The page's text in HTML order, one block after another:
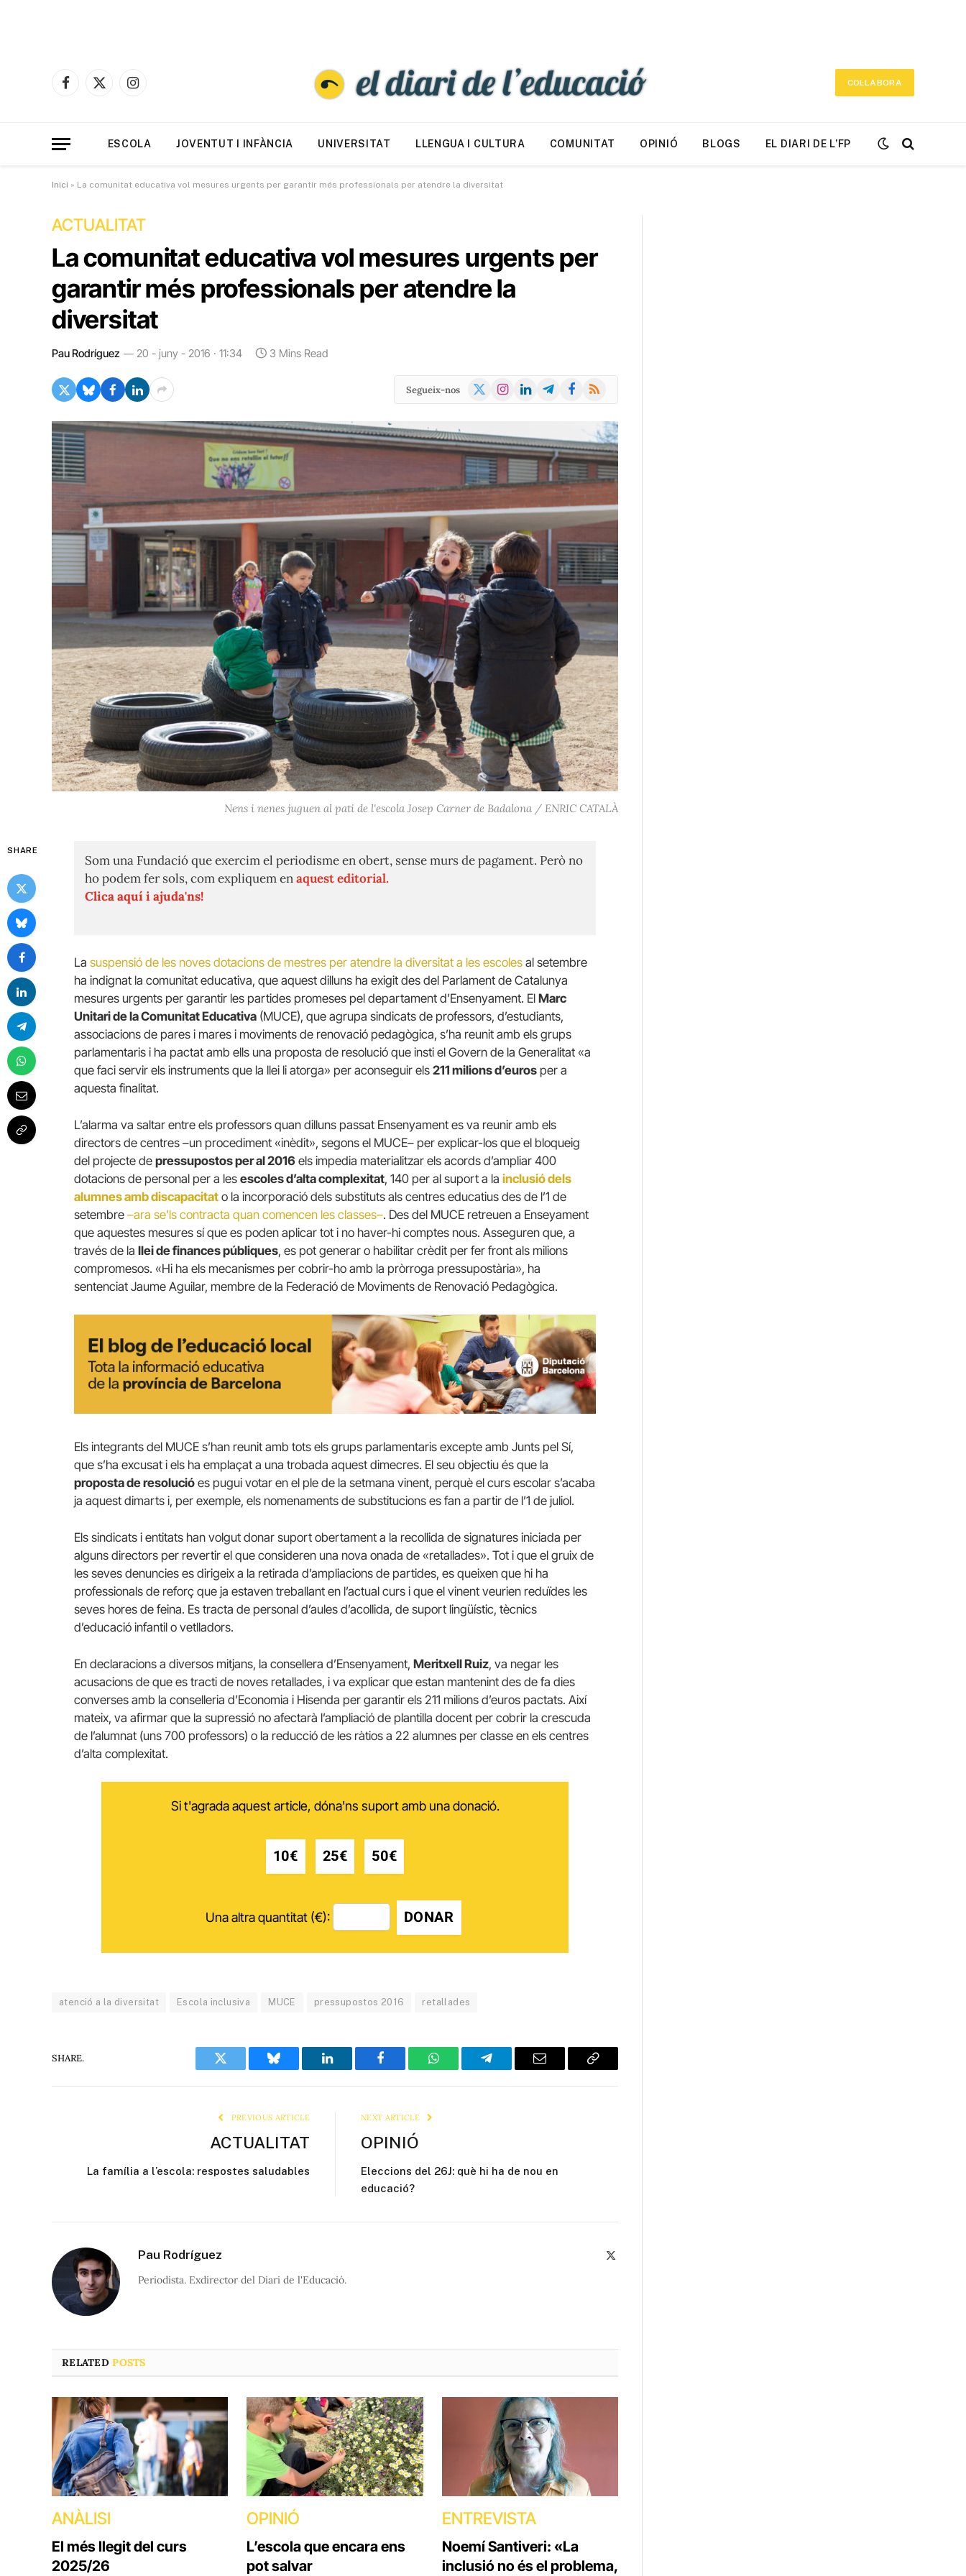
Facebook
X
Instagram
COL·LABORA
ESCOLA JOVENTUT I INFÀNCIA UNIVERSITAT LLENGUA I CULTURA COMUNITAT OPINIÓ BLOGS EL DIARI DE L’FP
Inici » La comunitat educativa vol mesures urgents per garantir més professionals per atendre la diversitat
ACTUALITAT
La comunitat educativa vol mesures urgents per
garantir més professionals per atendre la
diversitat
Pau Rodríguez 20 - juny - 2016 · 11:34 3 Mins Read
Segueix-nos
X
Instagram
LinkedInTelegramFacebook
RSS
Nens i nenes juguen al pati de l'escola Josep Carner de Badalona / ENRIC CATALÀ
SHARE
Som una Fundació que exercim el periodisme en obert, sense murs de pagament. Però no
ho podem fer sols, com expliquem enaquest editorial.
Clica aquí i ajuda'ns!
La suspensió de les noves dotacions de mestres per atendre la diversitat a les escoles al setembre
ha indignat la comunitat educativa, que aquest dilluns ha exigit des del Parlament de Catalunya
mesures urgents per garantir les partides promeses pel departament d’Ensenyament. El Marc
Unitari de la Comunitat Educativa (MUCE), que agrupa sindicats de professors, d’estudiants,
associacions de pares i mares i moviments de renovació pedagògica, s’ha reunit amb els grups
parlamentaris i ha pactat amb ells una proposta de resolució que insti el Govern de la Generalitat «a
que faci servir els instruments que la llei li atorga» per aconseguir els 211 milions d’euros per a
aquesta finalitat.
L’alarma va saltar entre els professors quan dilluns passat Ensenyament es va reunir amb els
directors de centres –un procediment «inèdit», segons el MUCE– per explicar-los que el bloqueig
del projecte de pressupostos per al 2016 els impedia materialitzar els acords d’ampliar 400
dotacions de personal per a les escoles d’alta complexitat, 140 per al suport a la inclusió dels
alumnes amb discapacitat o la incorporació dels substituts als centres educatius des de l’1 de
setembre –ara se’ls contracta quan comencen les classes–. Des del MUCE retreuen a Enseyament
que aquestes mesures sí que es poden aplicar tot i no haver-hi comptes nous. Asseguren que, a
través de la llei de finances públiques, es pot generar o habilitar crèdit per fer front als milions
compromesos. «Hi ha els mecanismes per cobrir-ho amb la pròrroga pressupostària», ha
sentenciat Jaume Aguilar, membre de la Federació de Moviments de Renovació Pedagògica.
Els integrants del MUCE s’han reunit amb tots els grups parlamentaris excepte amb Junts pel Sí,
que s’ha excusat i els ha emplaçat a una trobada aquest dimecres. El seu objectiu és que la
proposta de resolució es pugui votar en el ple de la setmana vinent, perquè el curs escolar s’acaba
ja aquest dimarts i, per exemple, els nomenaments de substitucions es fan a partir de l’1 de juliol.
Els sindicats i entitats han volgut donar suport obertament a la recollida de signatures iniciada per
alguns directors per revertir el que consideren una nova onada de «retallades». Tot i que el gruix de
les seves denuncies es dirigeix a la retirada d’ampliacions de partides, es queixen que hi ha
professionals de reforç que ja estaven treballant en l’actual curs i que el vinent veurien reduïdes les
seves hores de feina. Es tracta de personal d’aules d’acollida, de suport lingüístic, tècnics
d’educació infantil o vetlladors.
En declaracions a diversos mitjans, la consellera d’Ensenyament, Meritxell Ruiz, va negar les
acusacions de que es tracti de noves retallades, i va explicar que estan mantenint des de fa dies
converses amb la conselleria d’Economia i Hisenda per garantir els 211 milions d’euros pactats. Així
mateix, va afirmar que la supressió no afectarà l’ampliació de plantilla docent per cobrir la crescuda
de l’alumnat (uns 700 professors) o la reducció de les ràtios a 22 alumnes per classe en els centres
d’alta complexitat.
Si t'agrada aquest article, dóna'ns suport amb una donació.
10€ 25€ 50€
Una altra quantitat (€): DONAR
atenció a la diversitat Escola inclusiva MUCE pressupostos 2016 retallades
SHARE.
Twitter Bluesky LinkedIn Facebook WhatsAppTelegram Email
Copy
PREVIOUS ARTICLE
ACTUALITAT
La família a l’escola: respostes saludables
NEXT ARTICLE
OPINIÓ
Eleccions del 26J: què hi ha de nou en
educació?
Pau Rodríguez
Periodista. Exdirector del Diari de l'Educació.
RELATEDPOSTS
ANÀLISI
El més llegit del curs
2025/26
OPINIÓ
L’escola que encara ens
pot salvar
ENTREVISTA
Noemí Santiveri: «La
inclusió no és el problema,